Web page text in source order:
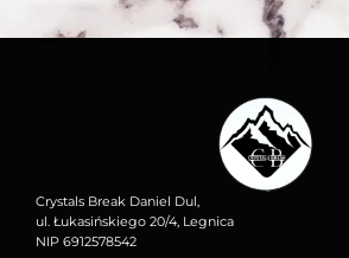
Crystals Break Daniel Dul,
ul. Łukasińskiego 20/4, Legnica
NIP 6912578542